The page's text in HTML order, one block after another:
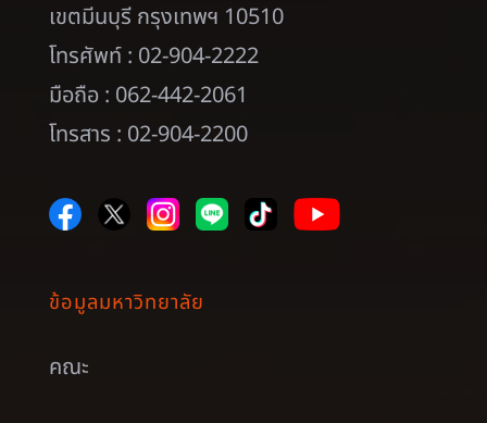
เขตมีนบุรี กรุงเทพฯ 10510
โทรศัพท์ : 02-904-2222
มือถือ : 062-442-2061
โทรสาร : 02-904-2200
ข้อมูลมหาวิทยาลัย
คณะ